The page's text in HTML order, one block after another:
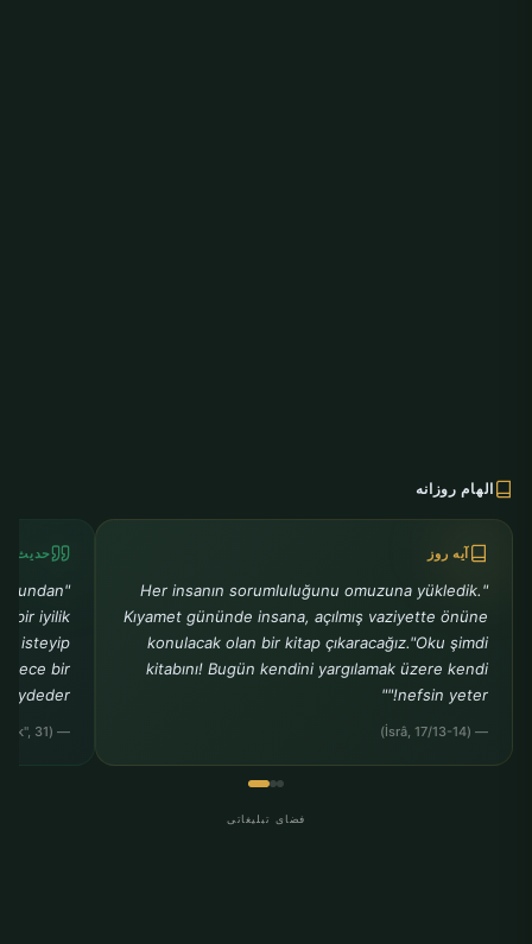
الهام روزانه
آیه روز
"Her insanın sorumluluğunu omuzuna yükledik.
Kıyamet gününde insana, açılmış vaziyette önüne
konulacak olan bir kitap çıkaracağız."Oku şimdi
kitabını! Bugün kendini yargılamak üzere kendi
nefsin yeter!""
— (İsrâ, 17/13-14)
حدیث
bundan
bir iyilik
isteyip
bir
— (Buhârî, "Rikâk", 31)
فضای تبلیغاتی